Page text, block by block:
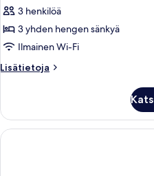
3 henkilöä
3 yhden hengen sänkyä
Ilmainen Wi-Fi
Lisätietoja
Lisätietoja
standard-
huone